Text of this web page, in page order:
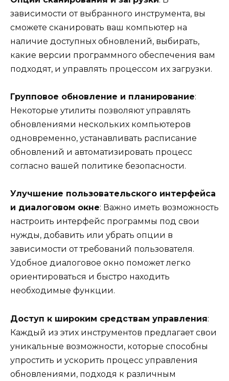
зависимости от выбранного инструмента, вы
сможете сканировать ваш компьютер на
наличие доступных обновлений, выбирать,
какие версии программного обеспечения вам
подходят, и управлять процессом их загрузки.
Групповое обновление и планирование:
Некоторые утилиты позволяют управлять
обновлениями нескольких компьютеров
одновременно, устанавливать расписание
обновлений и автоматизировать процесс
согласно вашей политике безопасности.
Улучшение пользовательского интерфейса
и диалоговом окне: Важно иметь возможность
настроить интерфейс программы под свои
нужды, добавить или убрать опции в
зависимости от требований пользователя.
Удобное диалоговое окно поможет легко
ориентироваться и быстро находить
необходимые функции.
Доступ к широким средствам управления:
Каждый из этих инструментов предлагает свои
уникальные возможности, которые способны
упростить и ускорить процесс управления
обновлениями, подходя к различным